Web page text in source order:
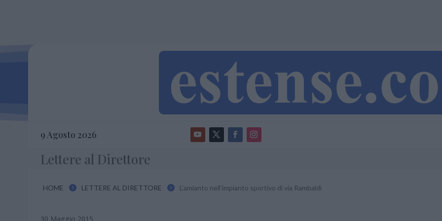
9 Agosto 2026
Lettere al Direttore
HOME  LETTERE AL DIRETTORE  L’amianto nell’impianto sportivo di via Rambaldi
30 Maggio 2015